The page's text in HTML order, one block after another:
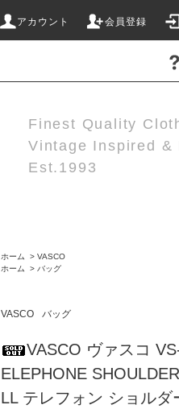
アカウント 会員登録
Finest Quality
Vintage Inspired &
Est.1993
ホーム > VASCO
ホーム
> バッグ
VASCO バッグ
VASCO ヴァスコ
ELEPHONE
LL テレフォン ショル